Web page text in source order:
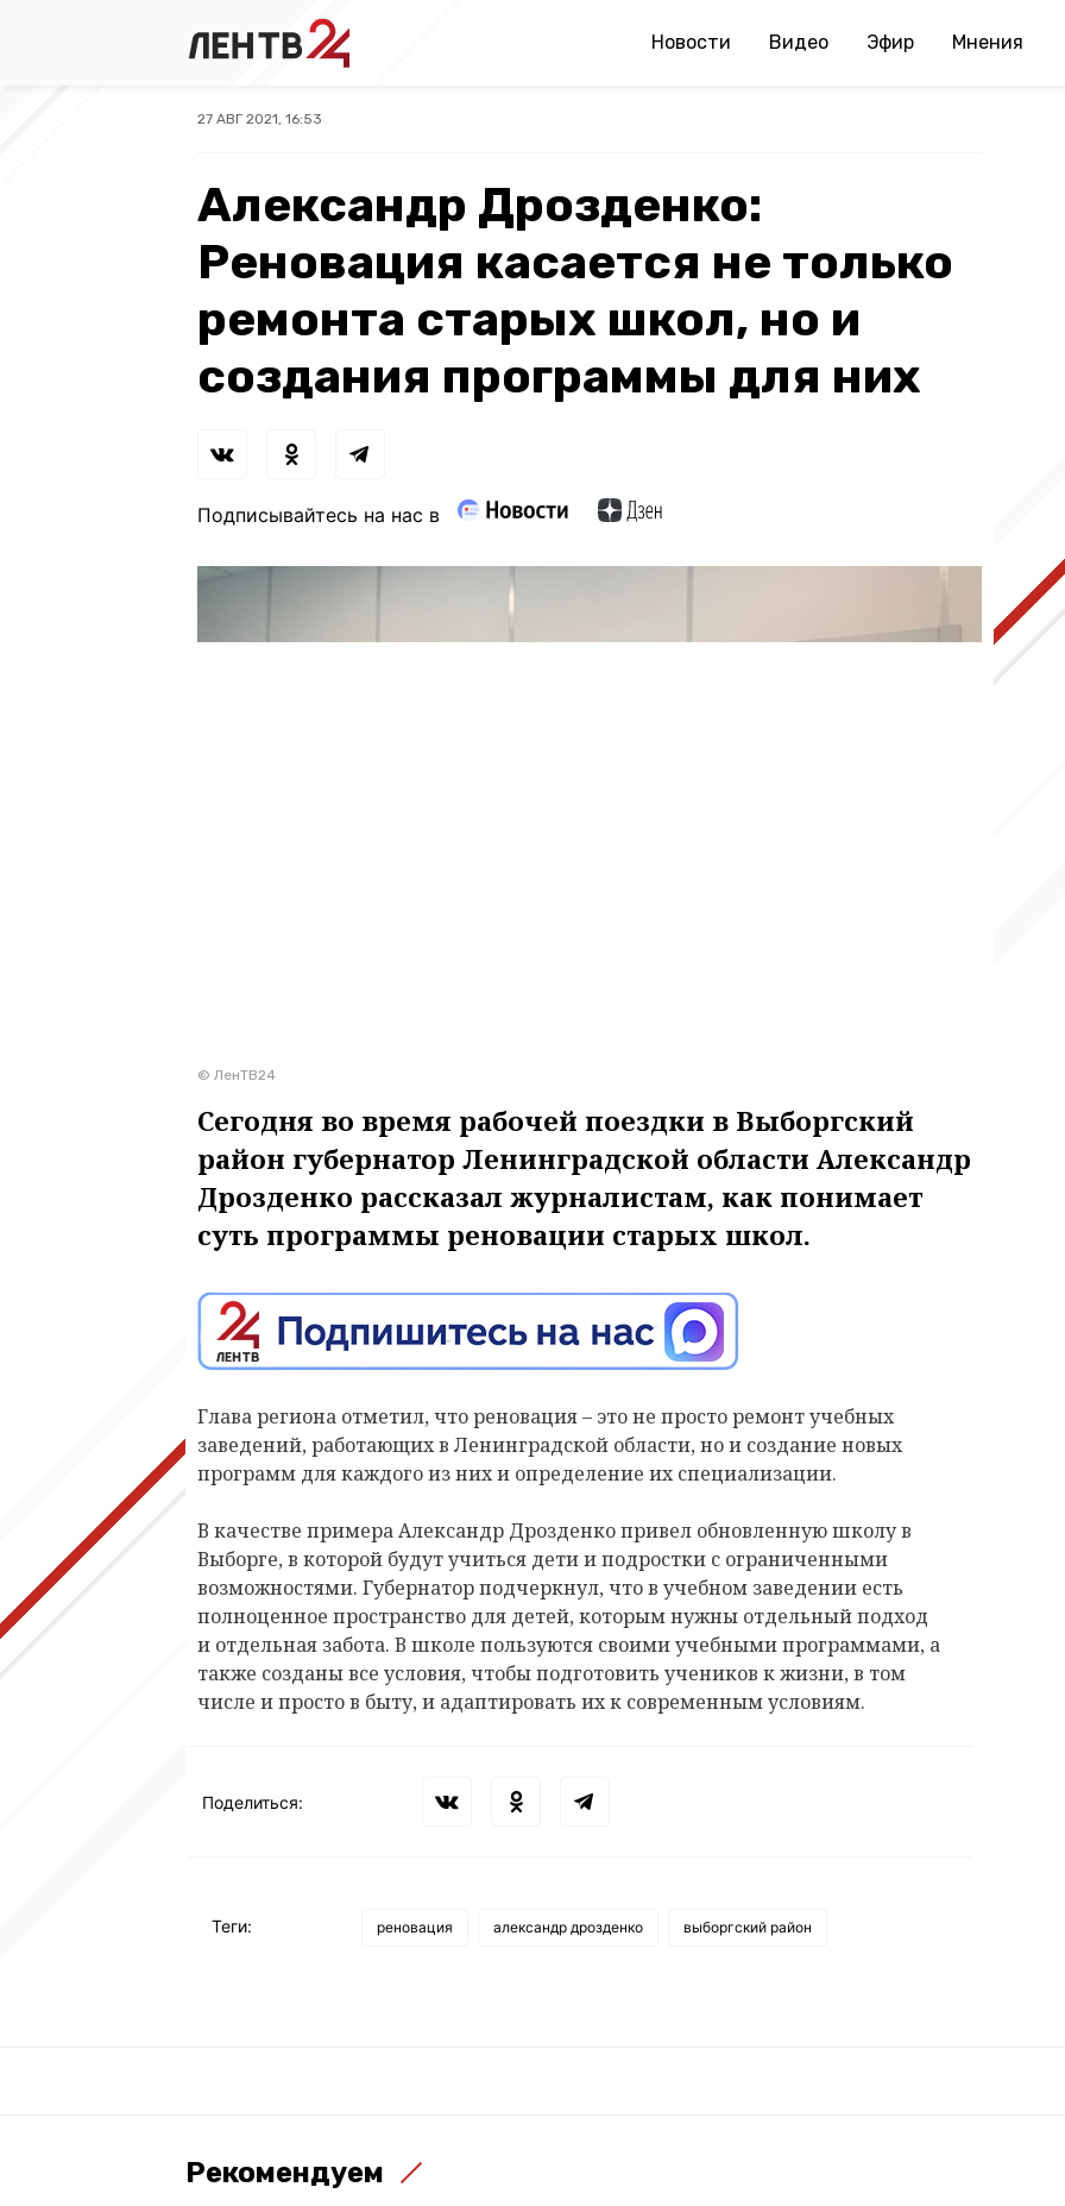
Новости Видео Эфир Мнения
27 АВГ 2021, 16:53
Александр Дрозденко:
Реновация касается не только
ремонта старых школ, но и
создания программы для них
Подписывайтесь на нас в
© ЛенТВ24
Сегодня во время рабочей поездки в Выборгский
район губернатор Ленинградской области Александр
Дрозденко рассказал журналистам, как понимает
суть программы реновации старых школ.
Глава региона отметил, что реновация – это не просто ремонт учебных
заведений, работающих в Ленинградской области, но и создание новых
программ для каждого из них и определение их специализации.
В качестве примера Александр Дрозденко привел обновленную школу в
Выборге, в которой будут учиться дети и подростки с ограниченными
возможностями. Губернатор подчеркнул, что в учебном заведении есть
полноценное пространство для детей, которым нужны отдельный подход
и отдельная забота. В школе пользуются своими учебными программами, а
также созданы все условия, чтобы подготовить учеников к жизни, в том
числе и просто в быту, и адаптировать их к современным условиям.
Поделиться:
Теги: реновация александр дрозденко выборгский район
Рекомендуем